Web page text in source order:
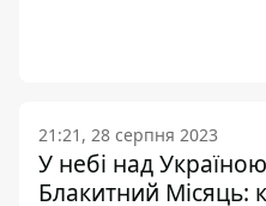
21:21, 28 серпня 2023
У небі над
Блакитний Місяць: